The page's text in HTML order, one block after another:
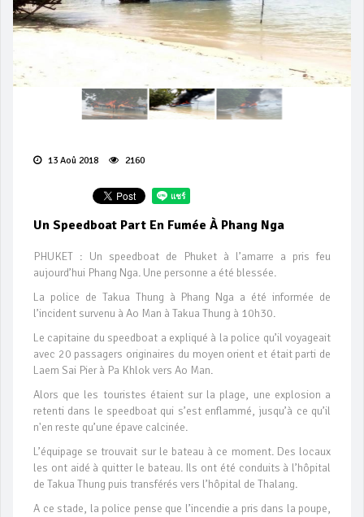
13 Aoû 2018 2160
Un Speedboat Part En Fumée À Phang Nga
PHUKET : Un speedboat de Phuket à l’amarre a pris feu
aujourd’hui Phang Nga. Une personne a été blessée.
La police de Takua Thung à Phang Nga a été informée de
l’incident survenu à Ao Man à Takua Thung à 10h30.
Le capitaine du speedboat a expliqué à la police qu’il voyageait
avec 20 passagers originaires du moyen orient et était parti de
Laem Sai Pier à Pa Khlok vers Ao Man.
Alors que les touristes étaient sur la plage, une explosion a
retenti dans le speedboat qui s’est enflammé, jusqu’à ce qu’il
n'en reste qu’une épave calcinée.
L’équipage se trouvait sur le bateau à ce moment. Des locaux
les ont aidé à quitter le bateau. Ils ont été conduits à l’hôpital
de Takua Thung puis transférés vers l’hôpital de Thalang.
A ce stade, la police pense que l’incendie a pris dans la poupe,